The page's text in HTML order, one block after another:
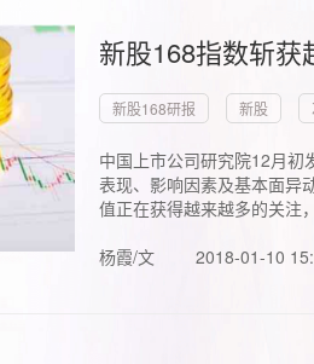
新股168指数斩
新股168研报 新股
中国上市公司研究院12月初
表现、影响因素及基本面异
值正在获得越来越多的关注
杨霞/文
2018-01-10